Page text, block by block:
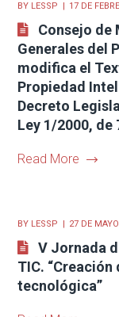
BY LESSP 17 DE
Consejo de
Generales del
modifica el
Propiedad
Decreto
Ley 1/2000, de
Read More
BY LESSP 27 DE
V Jornada
TIC. “Creación
tecnológica”